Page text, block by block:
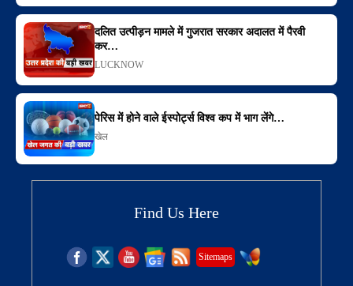
दलित उत्पीड़न मामले में गुजरात सरकार अदालत में पैरवी
कर…
LUCKNOW
पेरिस में होने वाले ईस्पोर्ट्स विश्व कप में भाग लेंगे…
खेल
Find Us Here
Sitemaps